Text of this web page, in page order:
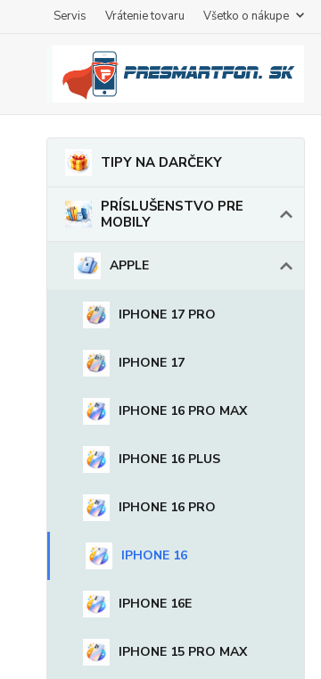
Servis Vrátenie tovaru Všetko o nákupe
TIPY NA DARČEKY
PRÍSLUŠENSTVO PRE
MOBILY
APPLE
IPHONE 17 PRO
IPHONE 17
IPHONE 16 PRO MAX
IPHONE 16 PLUS
IPHONE 16 PRO
IPHONE 16
IPHONE 16E
IPHONE 15 PRO MAX